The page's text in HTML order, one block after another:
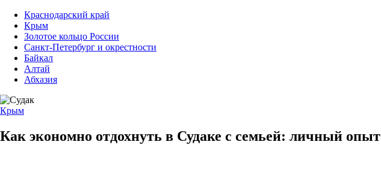
Краснодарский край
Крым
Золотое кольцо России
Санкт-Петербург и окрестности
Байкал
Алтай
Абхазия
Крым
Как экономно отдохнуть в Судаке с семьей: личный опыт